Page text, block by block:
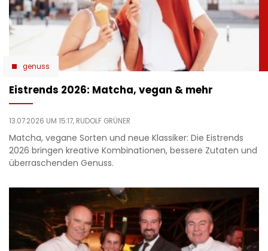
genuss
Eistrends 2026: Matcha, vegan & mehr
13.07.2026 UM 15:17, RUDOLF GRÜNER
Matcha, vegane Sorten und neue Klassiker: Die Eistrends
2026 bringen kreative Kombinationen, bessere Zutaten und
überraschenden Genuss.